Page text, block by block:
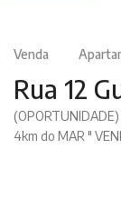
Venda
Rua 12
4km do MAR "